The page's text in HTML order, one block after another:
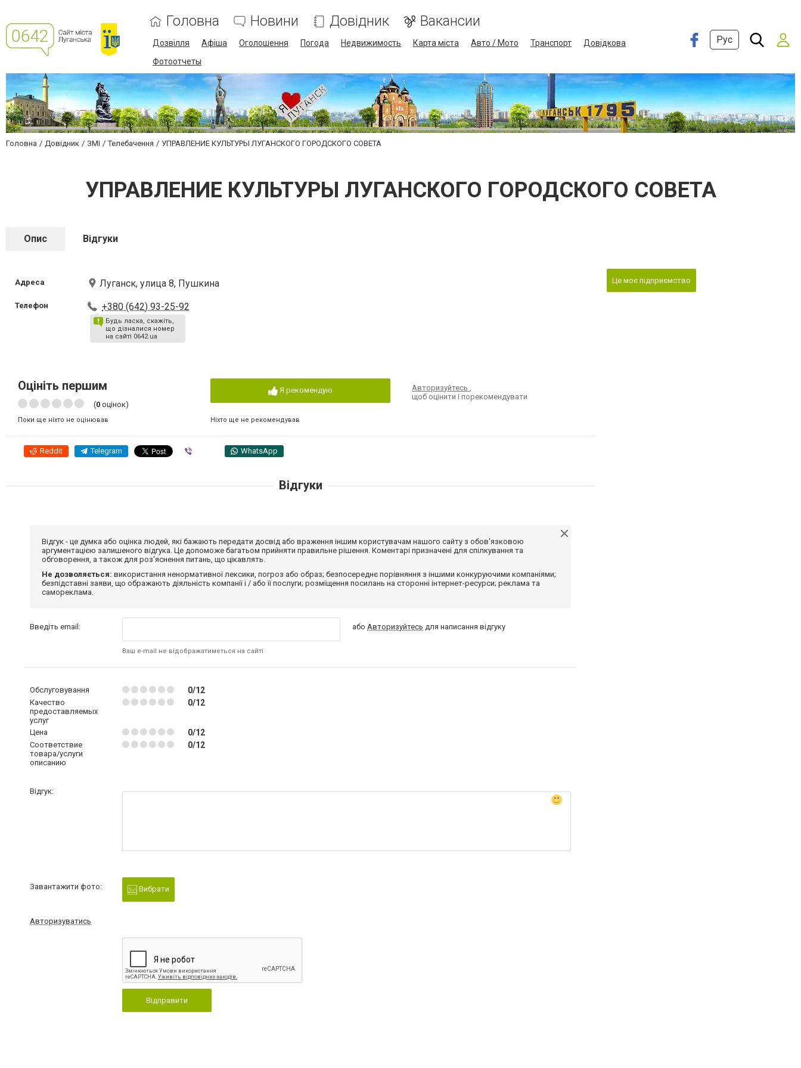
Головна Новини Довідник Вакансии
Дозвілля Афіша Оголошення Погода Недвижимость Карта міста Авто / Мото Транспорт
Довідкова
Фотоотчеты
Рус
Головна Довідник ЗМІ Телебачення УПРАВЛЕНИЕ КУЛЬТУРЫ ЛУГАНСКОГО ГОРОДСКОГО СОВЕТА
УПРАВЛЕНИЕ КУЛЬТУРЫ ЛУГАНСКОГО ГОРОДСКОГО СОВЕТА
Опис Відгуки
Адреса Луганск, улица 8, Пушкина
Телефон +380 (642) 93-25-92
Будь ласка, скажіть,
що дізналися номер
на сайті 0642.ua
Оцініть першим
(0 оцінок)
Поки ще ніхто не оцінював
Я рекомендую
Ніхто ще не рекомендував
Авторизуйтесь,
щоб оцінити і порекомендувати
Reddit Telegram WhatsApp
Це моє підприємство
Відгуки
Відгук - це думка або оцінка людей, які бажають передати досвід або враження іншим користувачам нашого сайту з обов'язковою
аргументацією залишеного відгука. Це допоможе багатьом прийняти правильне рішення. Коментарі призначені для спілкування та
обговорення, а також для роз'яснення питань, що цікавлять.
Не дозволяється: використання ненормативної лексики, погроз або образ; безпосереднє порівняння з іншими конкуруючими компаніями;
безпідставні заяви, що ображають діяльність компанії і / або її послуги; розміщення посилань на сторонні інтернет-ресурси; реклама та
самореклама.
Введіть email:
Ваш e-mail не відображатиметься на сайті
абоАвторизуйтесь для написання відгуку
Обслуговування 0/12
Качество
предоставляемых
услуг
0/12
Цена 0/12
Соответствие
товара/услуги
описанию
0/12
Відгук:
Завантажити фото: Вибрати
Авторизуватись
Відправити